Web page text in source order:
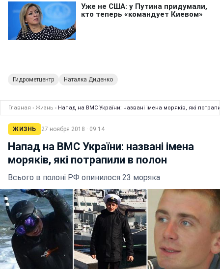
Гидрометцентр Наталка Диденко
Главная › Жизнь › Напад на ВМС України: названі імена моряків, які
ЖИЗНЬ 27 ноября 2018 · 09:14
Напад на ВМС України: названі імена
моряків, які потрапили в полон
Всього в полоні РФ опинилося 23 моряка